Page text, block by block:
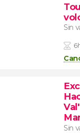
Sin
Sin